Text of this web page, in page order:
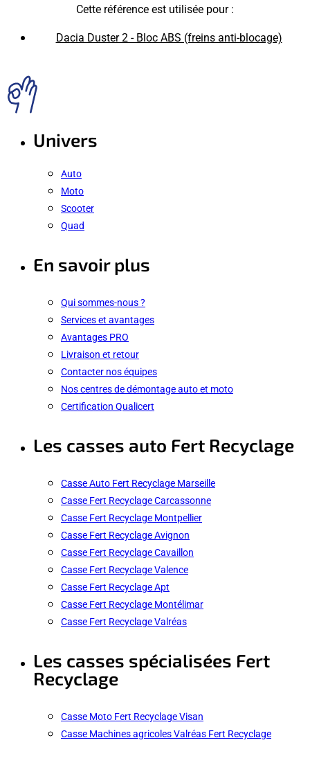
Cette référence est utilisée pour :
Dacia Duster 2 - Bloc ABS (freins anti-blocage)
Univers
Auto
Moto
Scooter
Quad
En savoir plus
Qui sommes-nous ?
Services et avantages
Avantages PRO
Livraison et retour
Contacter nos équipes
Nos centres de démontage auto et moto
Certification Qualicert
Les casses auto Fert Recyclage
Casse Auto Fert Recyclage Marseille
Casse Fert Recyclage Carcassonne
Casse Fert Recyclage Montpellier
Casse Fert Recyclage Avignon
Casse Fert Recyclage Cavaillon
Casse Fert Recyclage Valence
Casse Fert Recyclage Apt
Casse Fert Recyclage Montélimar
Casse Fert Recyclage Valréas
Les casses spécialisées Fert
Recyclage
Casse Moto Fert Recyclage Visan
Casse Machines agricoles Valréas Fert Recyclage